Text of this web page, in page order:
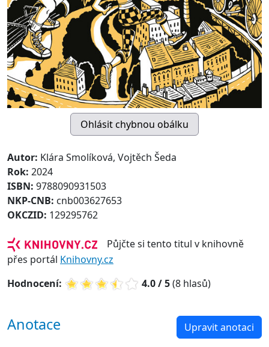
Autor: Klára Smolíková, Vojtěch Šeda
Rok: 2024
ISBN: 9788090931503
NKP-CNB: cnb003627653
OKCZID: 129295762
Půjčte si tento titul v knihovně
přes portál Knihovny.cz
Hodnocení:
4.0 / 5(8 hlasů)
Anotace Upravit anotaci